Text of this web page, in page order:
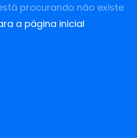
procurando não existe
a página inicial